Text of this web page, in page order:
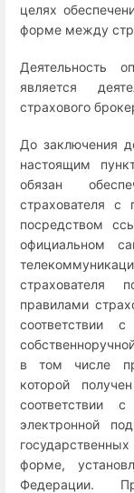
целях
форме между
Деятельность
является
страхового
До заключения
настоящим
обязан
страхователя с
посредством
официальном
страхователя
правилами
соответствии
в том числе
которой
соответствии
электронной
форме,
Федерации.